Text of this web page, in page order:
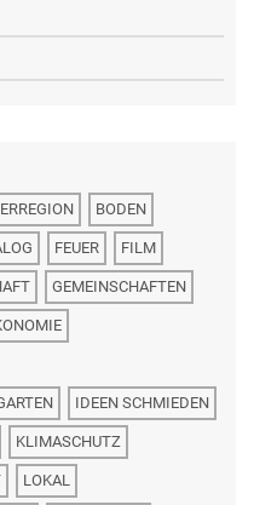
BODEN
FEUER FILM
GEMEINSCHAFTEN
IDEEN SCHMIEDEN
KLIMASCHUTZ
LOKAL